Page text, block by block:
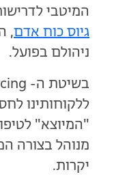
המיטבי
גיוס כוח אדם,
ניהולם בפועל.
ללקוחותינו
"המיוצא"
מנוהל בצורה
יקרות.